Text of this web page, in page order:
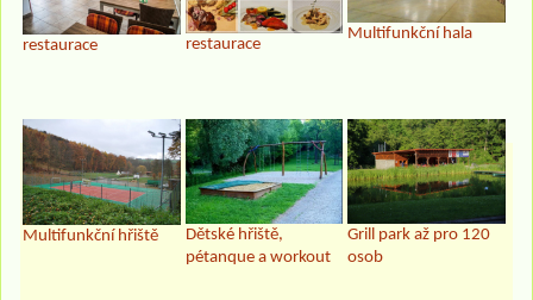
restaurace restaurace
Multifunkční hala
Multifunkční hřiště
Dětské hřiště,
pétanque a workout
Grill park až pro 120
osob